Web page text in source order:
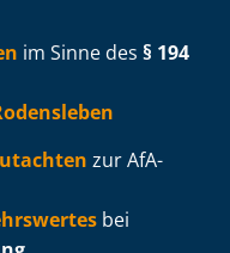
im Sinne des § 194
zur AfA-
bei